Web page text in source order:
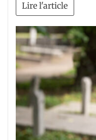
Lire l'article